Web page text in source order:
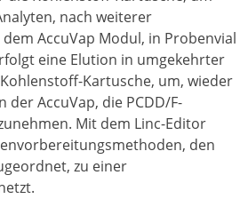
nach weiterer
AccuVap Modul, in Probenvial
eine Elution in umgekehrter
Kartusche, um, wieder
AccuVap, die PCDD/F-
Mit dem Linc-Editor
den
zu einer